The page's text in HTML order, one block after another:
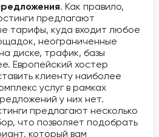
. Как правило,
предлагают
тарифы, куда входит любое
неограниченные
диске, трафик, базы
Европейский хостер
клиенту наиболее
услуг в рамках
у них нет.
предлагают несколько
что позволяет подобрать
который вам